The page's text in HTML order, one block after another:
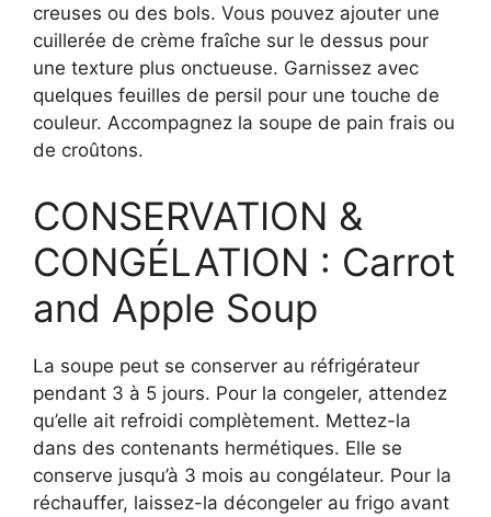
creuses ou des bols. Vous pouvez ajouter une
cuillerée de crème fraîche sur le dessus pour
une texture plus onctueuse. Garnissez avec
quelques feuilles de persil pour une touche de
couleur. Accompagnez la soupe de pain frais ou
de croûtons.
CONSERVATION &
CONGÉLATION : Carrot
and Apple Soup
La soupe peut se conserver au réfrigérateur
pendant 3 à 5 jours. Pour la congeler, attendez
qu’elle ait refroidi complètement. Mettez-la
dans des contenants hermétiques. Elle se
conserve jusqu’à 3 mois au congélateur. Pour la
réchauffer, laissez-la décongeler au frigo avant